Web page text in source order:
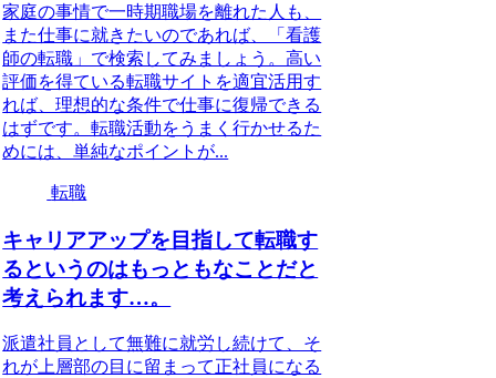
家庭の事情で一時期職場を離れた人も、
また仕事に就きたいのであれば、「看護
師の転職」で検索してみましょう。高い
評価を得ている転職サイトを適宜活用す
れば、理想的な条件で仕事に復帰できる
はずです。転職活動をうまく行かせるた
めには、単純なポイントが...
転職
キャリアアップを目指して転職す
るというのはもっともなことだと
考えられます…。
派遣社員として無難に就労し続けて、そ
れが上層部の目に留まって正社員になる